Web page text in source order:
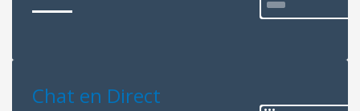
Chat en Direct